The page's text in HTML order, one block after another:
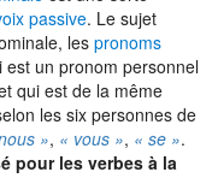
passive. Le sujet
les pronoms
un pronom personnel
qui est de la même
les six personnes de
», « vous », « se ».
pour les verbes à la